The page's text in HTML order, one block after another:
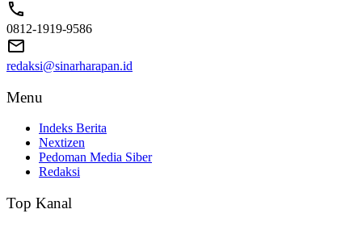
0812-1919-9586
redaksi@sinarharapan.id
Menu
Indeks Berita
Nextizen
Pedoman Media Siber
Redaksi
Top Kanal